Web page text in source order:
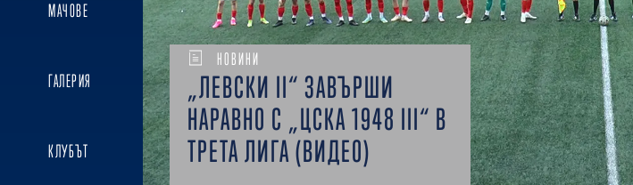
МАЧОВЕ
ГАЛЕРИЯ
КЛУБЪТ
НОВИНИ
„ЛЕВСКИ II“ ЗАВЪРШИ
НАРАВНО С „ЦСКА 1948 III“ В
ТРЕТА ЛИГА (ВИДЕО)